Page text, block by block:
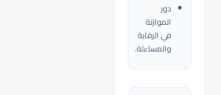
دور
الموازنة
في الرقابة
والمساءلة.